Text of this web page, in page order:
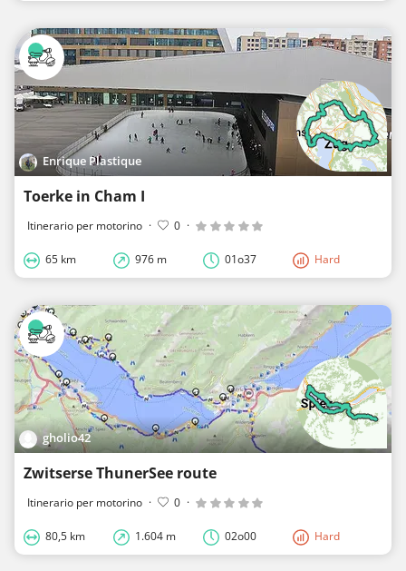
Enrique Plastique
Toerke in Cham I
Itinerario per motorino · 0 ·
65 km 976 m 01o37 Hard
gholio42
Zwitserse ThunerSee route
Itinerario per motorino · 0 ·
80,5 km 1.604 m 02o00 Hard